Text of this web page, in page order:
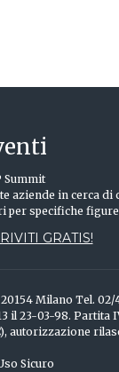
Summit
aziende in cerca
per specifiche
GRATIS!
Milano Tel. 02/
23-03-98. Partita
autorizzazione
Sicuro